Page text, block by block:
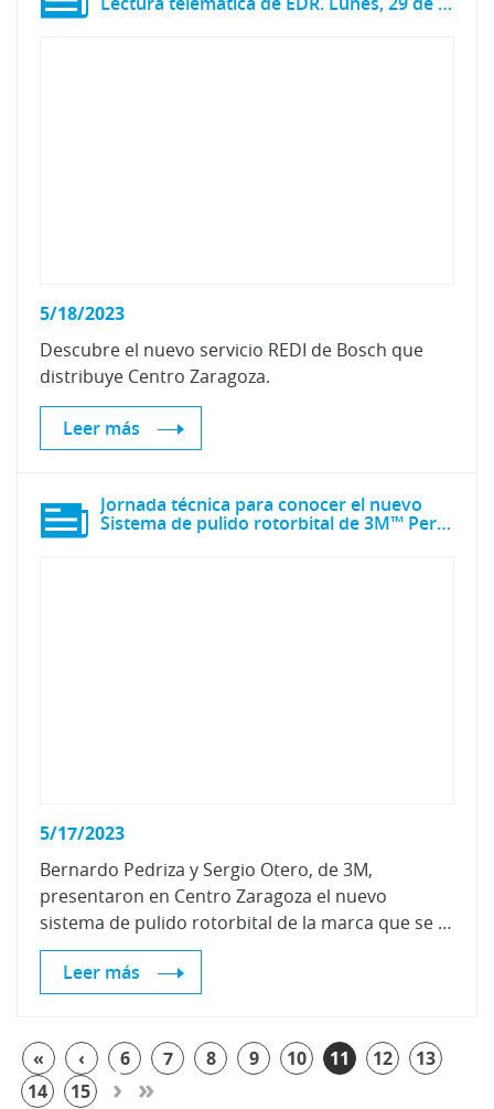
5/18/2023
Descubre el nuevo servicio REDI de Bosch que
distribuye Centro Zaragoza.
Leer más
Jornada técnica para conocer el nuevo
Sistema de pulido rotorbital de 3M™ Perfect-It™
5/17/2023
Bernardo Pedriza y Sergio Otero, de 3M,
presentaron en Centro Zaragoza el nuevo
sistema de pulido rotorbital de la marca que se compone de herramientas, pulimentos y boinas, mediante los cuales se consigue un acabado de alta calidad sin riesgos de hologramas, quemados o alcances.
Leer más
« ‹ 6 7 8 9 10 11 12
13
14
15 › »